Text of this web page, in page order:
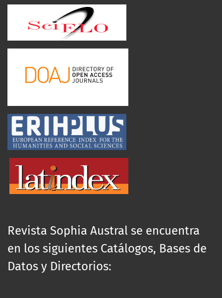
Revista Sophia Austral se encuentra
en los siguientes Catálogos, Bases de
Datos y Directorios: